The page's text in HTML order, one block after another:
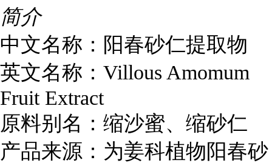
简介
中文名称：阳春砂仁提取物
英文名称：Villous Amomum
Fruit Extract
原料别名：缩沙蜜、缩砂仁
产品来源：为姜科植物阳春砂